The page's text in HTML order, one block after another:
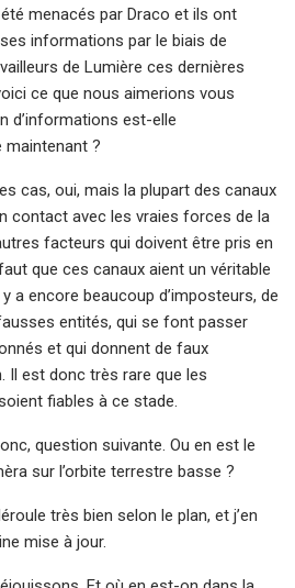
menacés par Draco et ils ont
informations par le biais de
de Lumière ces dernières
ce que nous aimerions vous
d’informations est-elle
maintenant ?
cas, oui, mais la plupart des canaux
contact avec les vraies forces de la
facteurs qui doivent être pris en
que ces canaux aient un véritable
a encore beaucoup d’imposteurs, de
entités, qui se font passer
et qui donnent de faux
Il est donc très rare que les
fiables à ce stade.
question suivante. Ou en est le
sur l’orbite terrestre basse ?
très bien selon le plan, et j’en
mise à jour.